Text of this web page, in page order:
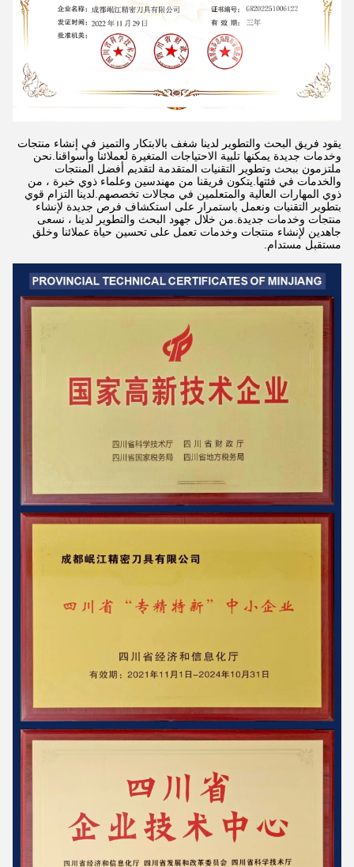
يقود فريق البحث والتطوير لدينا شغف بالابتكار والتميز في إنشاء منتجات
وخدمات جديدة يمكنها تلبية الاحتياجات المتغيرة لعملائنا وأسواقنا.نحن
ملتزمون ببحث وتطوير التقنيات المتقدمة لتقديم أفضل المنتجات
والخدمات في فئتها.يتكون فريقنا من مهندسين وعلماء ذوي خبرة ، من
ذوي المهارات العالية والمتعلمين في مجالات تخصصهم.لدينا التزام قوي
بتطوير التقنيات ونعمل باستمرار على استكشاف فرص جديدة لإنشاء
منتجات وخدمات جديدة.من خلال جهود البحث والتطوير لدينا ، نسعى
جاهدين لإنشاء منتجات وخدمات تعمل على تحسين حياة عملائنا وخلق
مستقبل مستدام.